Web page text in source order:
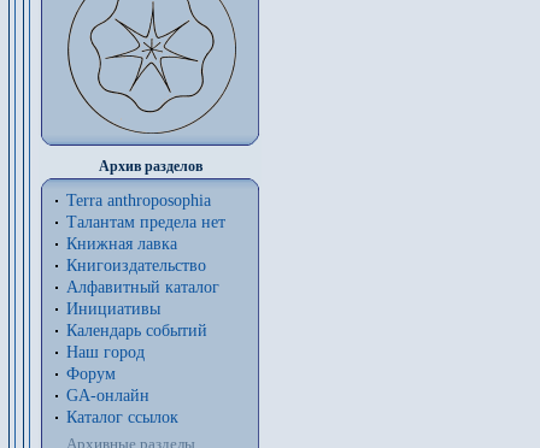
Архив разделов
Terra anthroposophia
Талантам предела нет
Книжная лавка
Книгоиздательство
Алфавитный каталог
Инициативы
Календарь событий
Наш город
Форум
GA-онлайн
Каталог ссылок
Архивные разделы